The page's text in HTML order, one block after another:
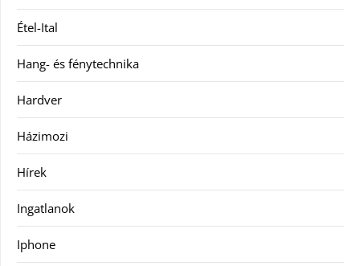
Étel-Ital
Hang- és fénytechnika
Hardver
Házimozi
Hírek
Ingatlanok
Iphone